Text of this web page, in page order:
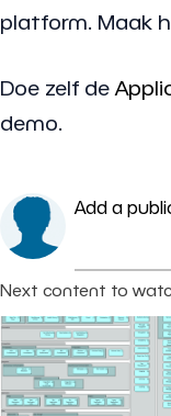
platform. Maak
Doe zelf de
demo.
Add a
Next content to